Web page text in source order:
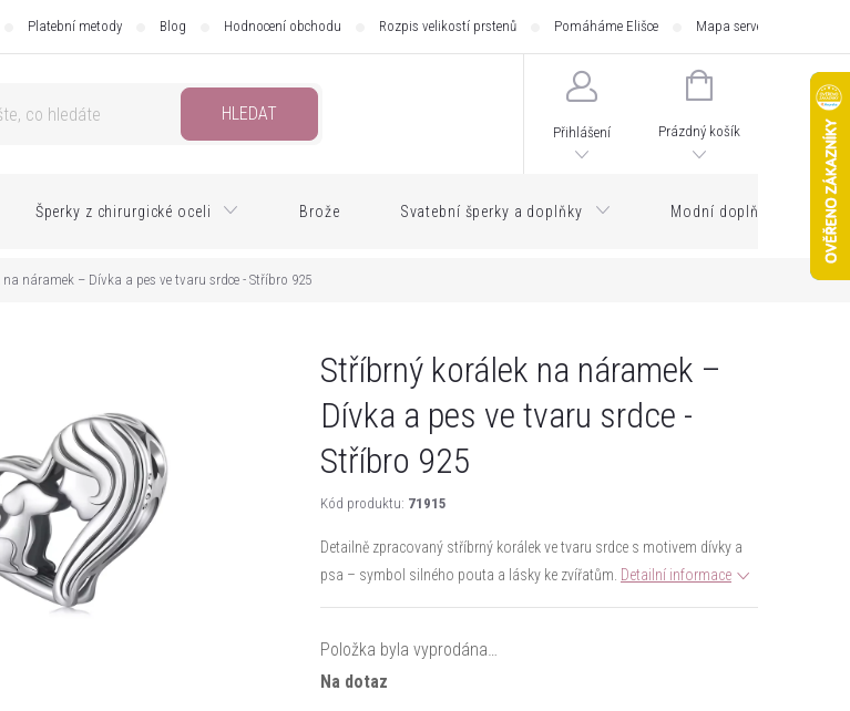
Platební metody Blog Hodnocení obchodu Rozpis velikostí prstenů Pomáháme Elišce Mapa serveru
HLEDAT
Přihlášení
NÁKUPNÍ
Prázdný košík
Šperky z chirurgické oceli Brože Svatební šperky a doplňky Modní doplňky
náramek – Dívka a pes ve tvaru srdce - Stříbro 925
Stříbrný korálek na náramek –
Dívka a pes ve tvaru srdce -
Stříbro 925
Kód produktu: 71915
Detailně zpracovaný stříbrný korálek ve tvaru srdce s motivem dívky a
psa – symbol silného pouta a lásky ke zvířatům. Detailní informace
Položka byla vyprodána…
Na dotaz